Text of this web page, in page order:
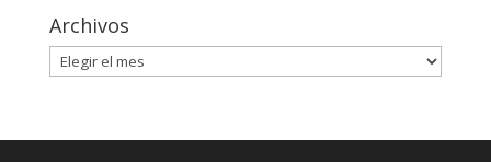
Archivos
Archivos